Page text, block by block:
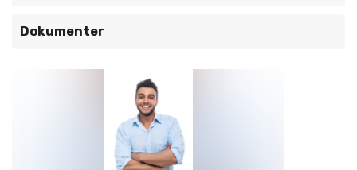
Dokumenter